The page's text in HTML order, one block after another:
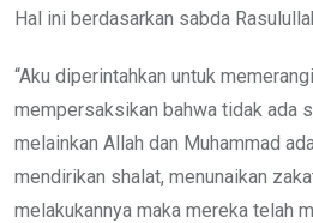
Hal ini berdasarkan sabda
“Aku diperintahkan untuk
mempersaksikan bahwa tidak ada
melainkan Allah dan Muhammad
mendirikan shalat, menunaikan
melakukannya maka mereka telah